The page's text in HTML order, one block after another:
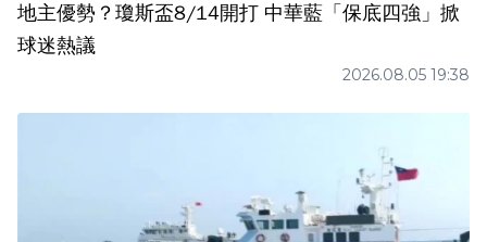
地主優勢？瓊斯盃8/14開打 中華藍「保底四強」掀
球迷熱議
2026.08.05 19:38